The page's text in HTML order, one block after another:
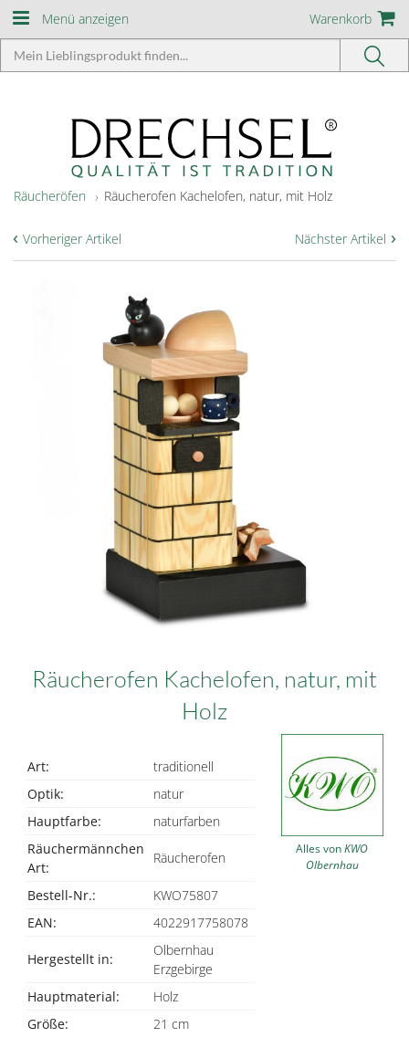
Menü anzeigen Warenkorb
Räucheröfen Räucherofen Kachelofen, natur, mit Holz
Nächster Artikel ›
‹ Vorheriger Artikel
Räucherofen Kachelofen, natur, mit
Holz
Art:
traditionell
Optik:
natur
Hauptfarbe:
naturfarben
Räuchermännchen
Art:
Räucherofen
Bestell-Nr.:
KWO75807
EAN:
4022917758078
Hergestellt in:
Olbernhau
Erzgebirge
Hauptmaterial:
Holz
Größe:
21 cm
Alles vonKWO
Olbernhau